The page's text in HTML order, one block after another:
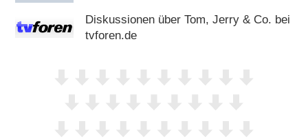
Diskussionen über Tom, Jerry & Co. bei
tvforen.de